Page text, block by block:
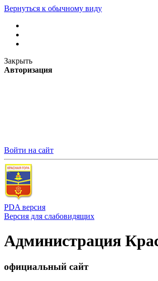
Вернуться к обычному виду
Закрыть
Авторизация
Войти на сайт
PDA версия
Версия для слабовидящих
Администрация
официальный сайт